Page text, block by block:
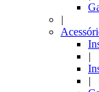
|
|
|